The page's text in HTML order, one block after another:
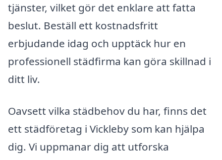
tjänster, vilket gör det enklare att fatta
beslut. Beställ ett kostnadsfritt
erbjudande idag och upptäck hur en
professionell städfirma kan göra skillnad i
ditt liv.
Oavsett vilka städbehov du har, finns det
ett städföretag i Vickleby som kan hjälpa
dig. Vi uppmanar dig att utforska